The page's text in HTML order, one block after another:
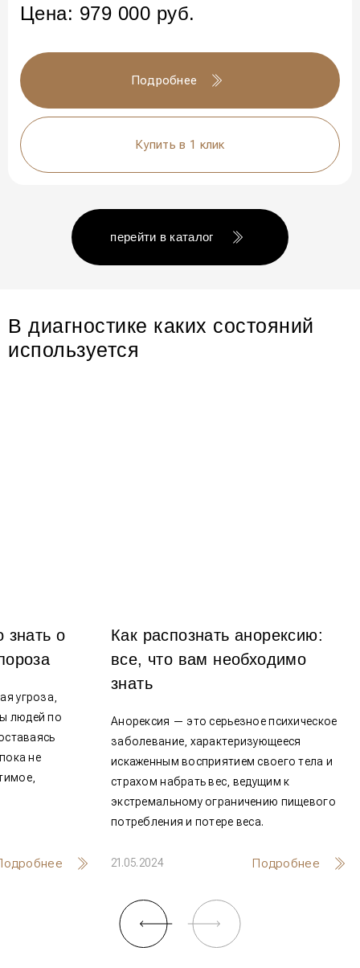
Цена: 979 000 руб.
Подробнее
Купить в 1 клик
перейти в каталог
В диагностике каких состояний
используется
нужно знать о
остеопороза
это скрытная угроза,
миллионы людей по
часто оставаясь
до тех пор, пока не
необратимое,
Подробнее
Как распознать
все, что вам
Анорексия — это серьезное
заболевание,
искаженным восприятием
страхом набрать вес, ведущим
экстремальному ограничению
потребления и потере веса.